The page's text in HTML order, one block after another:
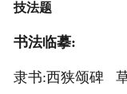
技法题
书法临摹:
隶书:西狭颂碑